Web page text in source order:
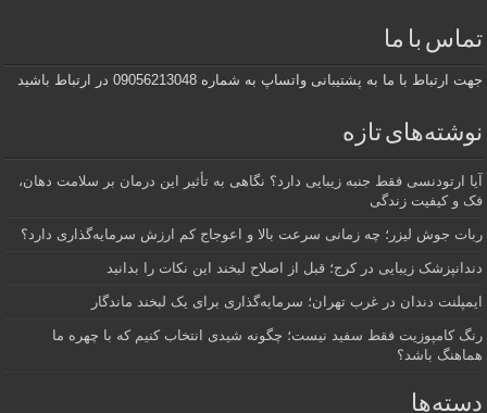
تماس با ما
جهت ارتباط با ما به پشتیبانی واتساپ به شماره 09056213048 در ارتباط باشید
نوشته‌های تازه
آیا ارتودنسی فقط جنبه زیبایی دارد؟ نگاهی به تأثیر این درمان بر سلامت دهان،
فک و کیفیت زندگی
ربات جوش لیزر؛ چه زمانی سرعت بالا و اعوجاج کم ارزش سرمایه‌گذاری دارد؟
دندانپزشک زیبایی در کرج؛ قبل از اصلاح لبخند این نکات را بدانید
ایمپلنت دندان در غرب تهران؛ سرمایه‌گذاری برای یک لبخند ماندگار
رنگ کامپوزیت فقط سفید نیست؛ چگونه شیدی انتخاب کنیم که با چهره ما
هماهنگ باشد؟
دسته‌ها